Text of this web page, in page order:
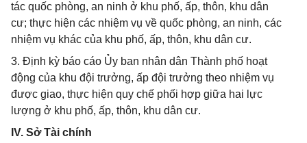
tác quốc phòng, an ninh ở khu phố, ấp, thôn, khu dân
cư; thực hiện các nhiệm vụ về quốc phòng, an ninh, các
nhiệm vụ khác của khu phố, ấp, thôn, khu dân cư.
3. Định kỳ báo cáo Ủy ban nhân dân Thành phố hoạt
động của khu đội trưởng, ấp đội trưởng theo nhiệm vụ
được giao, thực hiện quy chế phối hợp giữa hai lực
lượng ở khu phố, ấp, thôn, khu dân cư.
IV. Sở Tài chính